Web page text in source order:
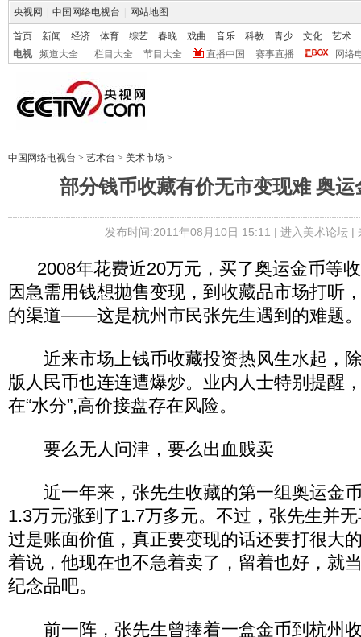
央视网 中国网络电视台 网站地图
首页 新闻 经济 体育 综艺 春晚 戏曲 音乐 科教 青少 文化
艺术
电视
频道大全 栏目大全 节目大全 直播中国 赛事直播 网络
中国网络电视台 > 艺术台 > 美术市场 >
部分钱币收藏有价无市变现难 奥运
发布时间:2011年08月10日 15:11 | 进入美术论坛|
2008年花费近20万元，买了奥运金币等
因急需用钱想抛售变现，到收藏品市场打听
的渠道——这是杭州市民张先生遇到的难题
近来市场上钱币收藏投资热风生水起，
版人民币也连连遭爆炒。业内人士特别提醒
在“水分”,高价接盘存在风险。
要么无人问津，要么出血贱卖
近一年来，张先生收藏的第一组奥运金
1.3万元涨到了1.7万多元。不过，张先生并
过是账面价值，真正要变现的话还要打很大
着说，他现在也不急着卖了，留着也好，就
纪念品吧。
前一阵，张先生曾捧着一盒金币到杭州